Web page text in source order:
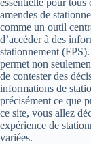
amendes de
comme un outil
d’accéder à des
stationnement
permet non
de contester des
informations de
précisément ce que
ce site, vous allez
expérience de
variées.